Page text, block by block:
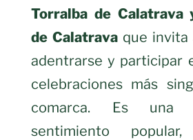
Torralba de Calatrava
de Calatrava que invita
adentrarse y participar
celebraciones más
comarca. Es una
sentimiento